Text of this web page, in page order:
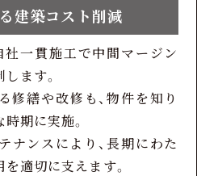
建築コスト削減
社一貫施工で中間マージン
ます。
修繕や改修も、物件を知り
期に実施。
ナンスにより、長期にわた
適切に支えます。